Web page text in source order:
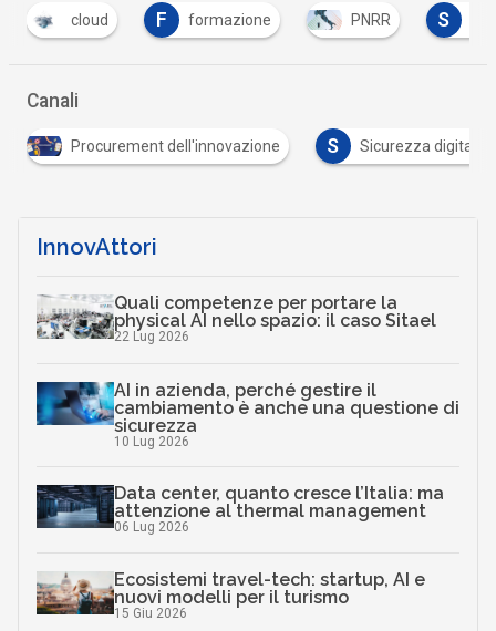
F formazione PNRR S sogei T
Canali
Procurement dell'innovazione Sicurezza digitale
InnovAttori
Quali competenze per portare la
physical AI nello spazio: il caso Sitael
22 Lug 2026
AI in azienda, perché gestire il
cambiamento è anche una questione di
sicurezza
10 Lug 2026
Data center, quanto cresce l’Italia: ma
attenzione al thermal management
06 Lug 2026
Ecosistemi travel-tech: startup, AI e
nuovi modelli per il turismo
15 Giu 2026